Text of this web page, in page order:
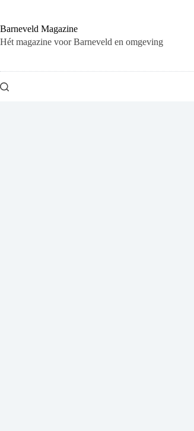
de
inhoud
Barneveld Magazine
Hét magazine voor Barneveld en omgeving